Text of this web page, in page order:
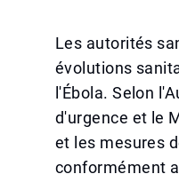
Les autorités
évolutions
l'Ébola. Selon
d'urgence et le
et les mesures
conformément